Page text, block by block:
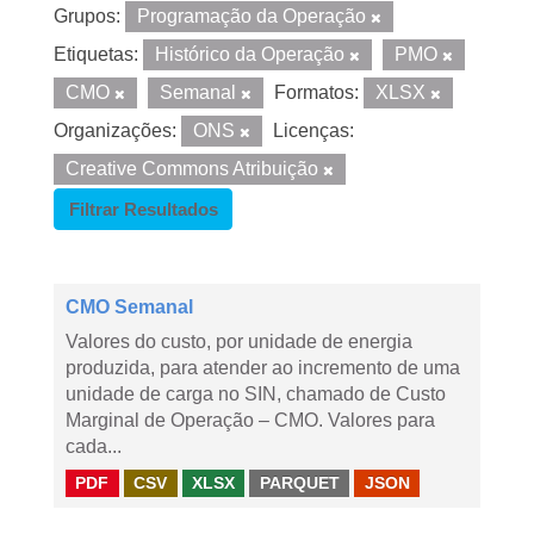
Grupos:
Programação da Operação
Etiquetas:
Histórico da Operação
PMO
CMO
Semanal Formatos:
XLSX
Organizações:
ONS
Licenças:
Creative Commons Atribuição
Filtrar Resultados
CMO Semanal
Valores do custo, por unidade de energia
produzida, para atender ao incremento de uma
unidade de carga no SIN, chamado de Custo
Marginal de Operação – CMO. Valores para
cada...
PDF CSV XLSX PARQUET JSON